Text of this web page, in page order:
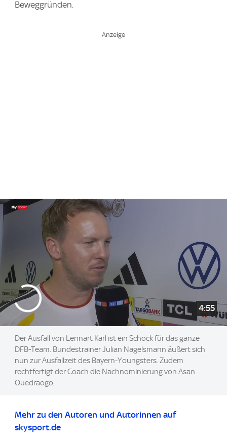
Beweggründen.
4:55
Der Ausfall von Lennart Karl ist ein Schock für das ganze
DFB-Team. Bundestrainer Julian Nagelsmann äußert sich
nun zur Ausfallzeit des Bayern-Youngsters. Zudem
rechtfertigt der Coach die Nachnominierung von Asan
Ouedraogo.
Mehr zu den Autoren und Autorinnen auf
skysport.de